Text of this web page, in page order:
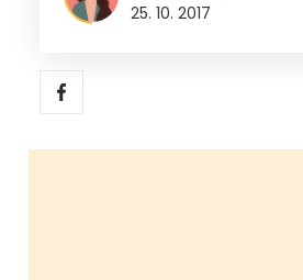
25. 10. 2017